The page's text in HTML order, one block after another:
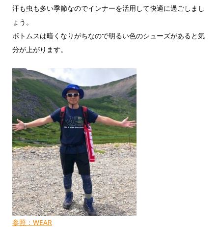
汗も虫も多い季節なのでインナーを活用して快適に過ごしまし
ょう。
ボトムスは暗くなりがちなので明るい色のシューズがあると気
分が上がります。
参照：WEAR